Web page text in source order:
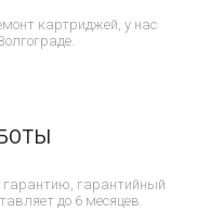
картриджей, у нас
гарантийный
до 6 месяцев.